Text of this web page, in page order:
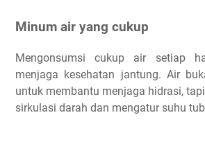
Minum air yang cukup
Mengonsumsi cukup air setiap
menjaga kesehatan jantung. Air
untuk membantu menjaga hidrasi,
sirkulasi darah dan mengatur suhu